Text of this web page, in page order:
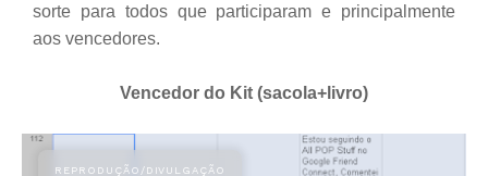
sorte para todos que participaram e principalmente
aos vencedores.
Vencedor do Kit (sacola+livro)